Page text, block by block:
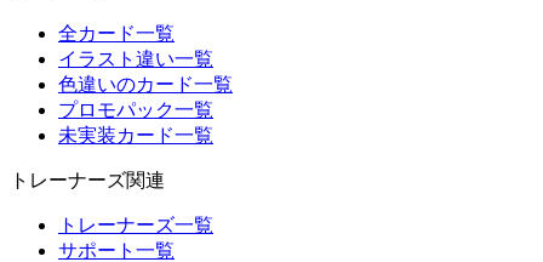
全カード一覧
イラスト違い一覧
色違いのカード一覧
プロモパック一覧
未実装カード一覧
トレーナーズ関連
トレーナーズ一覧
サポート一覧